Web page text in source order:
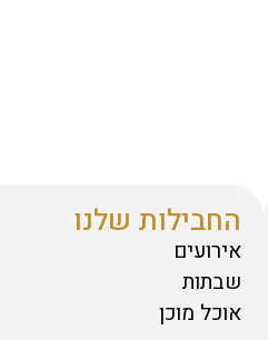
החבילות שלנו
אירועים
שבתות
אוכל מוכן